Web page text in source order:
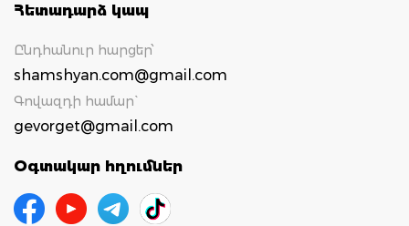
Հետադարձ կապ
Ընդհանուր հարցեր՝
shamshyan.com@gmail.com
Գովազդի համար`
gevorget@gmail.com
Օգտակար հղումներ